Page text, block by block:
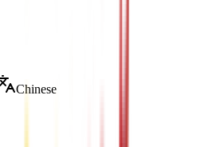
Chinese